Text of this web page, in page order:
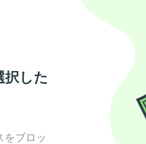
した
をブロッ